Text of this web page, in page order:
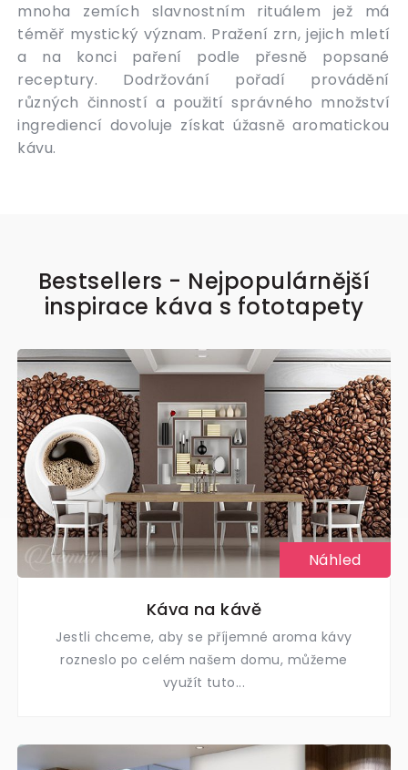
mnoha zemích slavnostním rituálem jež má
téměř mystický význam. Pražení zrn, jejich mletí
a na konci paření podle přesně popsané
receptury. Dodržování pořadí provádění
různých činností a použití správného množství
ingrediencí dovoluje získat úžasně aromatickou
kávu.
Bestsellers - Nejpopulárnější
inspirace káva s fototapety
Náhled
Káva na kávě
Jestli chceme, aby se příjemné aroma kávy
rozneslo po celém našem domu, můžeme
využít tuto...